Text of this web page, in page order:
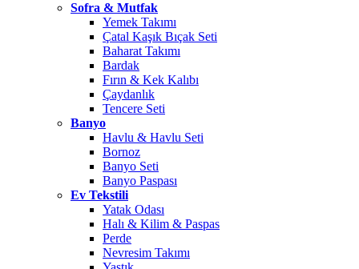
Sofra & Mutfak
Yemek Takımı
Çatal Kaşık Bıçak Seti
Baharat Takımı
Bardak
Fırın & Kek Kalıbı
Çaydanlık
Tencere Seti
Banyo
Havlu & Havlu Seti
Bornoz
Banyo Seti
Banyo Paspası
Ev Tekstili
Yatak Odası
Halı & Kilim & Paspas
Perde
Nevresim Takımı